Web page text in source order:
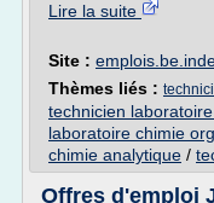
Lire la suite
Site :
Thèmes liés :
technicien
laboratoire chimie
chimie analytique /
Offres d'emploi